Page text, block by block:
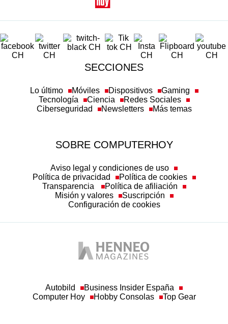
SECCIONES
Móviles Dispositivos
Aviso legal y condiciones de uso
Misión y valores
Suscripción
Configuración de cookies
Business Insider España